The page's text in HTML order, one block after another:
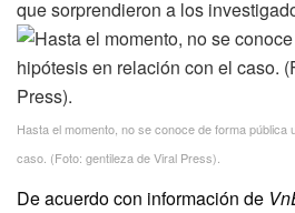
que sorprendieron a los
Hasta el momento, no se conoce de forma pública
caso. (Foto: gentileza de Viral Press).
De acuerdo con información de